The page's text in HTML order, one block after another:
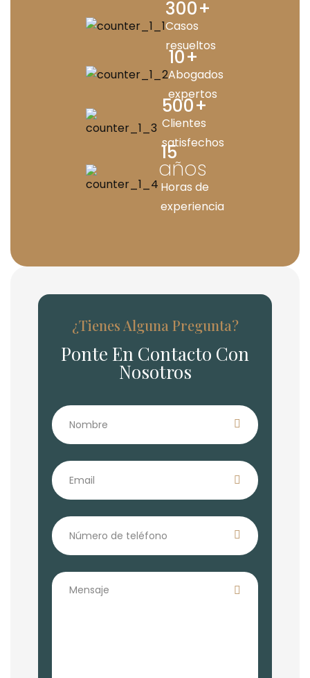
300+
Casos
resueltos
10+
Abogados
expertos
500+
Clientes
satisfechos
15
años
Horas de
experiencia
¿Tienes Alguna Pregunta?
Ponte En Contacto Con
Nosotros